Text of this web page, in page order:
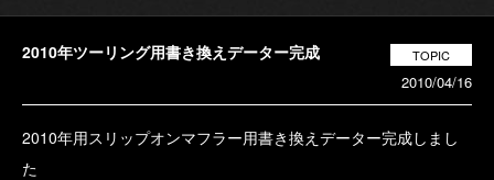
2010年ツーリング用書き換えデーター完成 TOPIC
2010/04/16
2010年用スリップオンマフラー用書き換えデーター完成しまし
た